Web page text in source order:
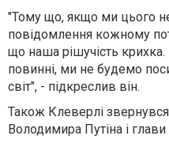
"Тому що, якщо ми цього
повідомлення кожному
що наша рішучість
повинні, ми не будемо
світ", - підкреслив він.
Також Клеверлі
Володимира Путіна і